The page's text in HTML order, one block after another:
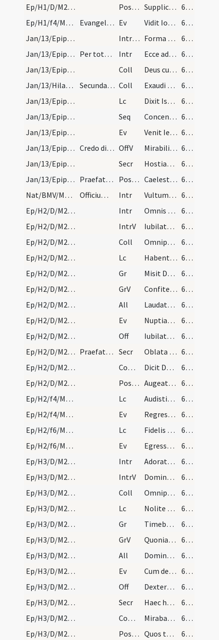
Ep/H1/D/M2/Mass Propers Postcomm Supplices te rogamus omnipotens Deus ut quos tuis reficis sacramentis
61 (21r)
Ep/H1/f4/M2/Mass Propers
Evangelium subsequens non debet omitti. Si non po… Ev Vidit Ioannes ... Ecce Agnus Dei
61 (21r)
Jan/13/Epiphania (Octava)/M2/Mass Propers
IntrTrop Forma speciosissimus
62 (21v)
Jan/13/Epiphania (Octava)/M2/Mass Propers
Per totum. Intr Ecce advenit dominator
62 (21v)
Jan/13/Epiphania (Octava)/M2/Mass Propers
Coll Deus cuius Unigenitus in substantia nostrae carnis apparuit
62 (21v)
Jan/13/Hilarius Pictaviensis/M2/Mass Propers
Secunda de sancto Hilario ... de uno confessore e… Coll Exaudi quaesumus Domine preces nostras
62 (21v)
Jan/13/Epiphania (Octava)/M2/Mass Propers
Lc Dixit Isaias Domine Deus meus honorificabo te
62 (21v)
Jan/13/Epiphania (Octava)/M2/Mass Propers
Seq Concentu parili
63 (22r)
Jan/13/Epiphania (Octava)/M2/Mass Propers
Ev Venit Iesus a Galilaea in Iordanem
63 (22r)
Jan/13/Epiphania (Octava)/M2/Mass Propers
Credo dicitur. Pro offertorio OffV Mirabilis in excelsis
63 (22r)
Jan/13/Epiphania (Octava)/M2/Mass Propers
Secr Hostias tibi Domine pro nati Filii tui apparitione
63 (22r)
Jan/13/Epiphania (Octava)/M2/Mass Propers
Praefatio Quia cum Unigenitus Postcomm Caelesti lumine quaesumus Domine semper
63 (22r)
Nat/BMV/M2/Mass Propers
Officium de beata Virgine post octavas Nativitati… Intr Vultum tuum
63 (22r)
Ep/H2/D/M2/Mass Propers
Intr Omnis terra adoret te
63 (22r)
Ep/H2/D/M2/Mass Propers
IntrV Iubilate Deo omnis terra
63 (22r)
Ep/H2/D/M2/Mass Propers
Coll Omnipotens sempiterne Deus qui caelestia simul
63 (22r)
Ep/H2/D/M2/Mass Propers
Lc Habentes donationes secundum gratiam differentes
63 (22r)
Ep/H2/D/M2/Mass Propers
Gr Misit Dominus verbum suum
64 (22v)
Ep/H2/D/M2/Mass Propers
GrV Confiteantur Domino misericordiae eius
64 (22v)
Ep/H2/D/M2/Mass Propers
All Laudate Deum omnes angeli eius
64 (22v)
Ep/H2/D/M2/Mass Propers
Ev Nuptiae factae sunt in Chana Galilaeae
64 (22v)
Ep/H2/D/M2/Mass Propers
Off Iubilate Deo universa terra
64 (22v)
Ep/H2/D/M2/Mass Propers
Praefatio cottidiana dominicaliter Secr Oblata Domine munera quaesumus sanctifica
65 (23r)
Ep/H2/D/M2/Mass Propers
Comm Dicit Dominus implete hydrias aqua
65 (23r)
Ep/H2/D/M2/Mass Propers
Postcomm Augeatur in nobis quaesumus Domine tuae virtutis operatio
65 (23r)
Ep/H2/f4/M2/Mass Propers
Lc Audistis dispensationem Dei (Kol 1)
65 (23r)
Ep/H2/f4/M2/Mass Propers
Ev Regressus est Iesus in virtute Spiritus
65 (23r)
Ep/H2/f6/M2/Mass Propers
Lc Fidelis sermo et omni acceptione dignus
66 (23v)
Ep/H2/f6/M2/Mass Propers
Ev Egressus Iesus ... Et facto Sabbato
66 (23v)
Ep/H3/D/M2/Mass Propers
Intr Adorate Deum
66 (23v)
Ep/H3/D/M2/Mass Propers
IntrV Dominus regnavit exsultet terra
66 (23v)
Ep/H3/D/M2/Mass Propers
Coll Omnipotens sempiterne Deus infirmitatem nostram
66 (23v)
Ep/H3/D/M2/Mass Propers
Lc Nolite esse prudentes
66 (23v)
Ep/H3/D/M2/Mass Propers
Gr Timebunt gentes nomen tuum
67 (24r)
Ep/H3/D/M2/Mass Propers
GrV Quoniam aedificavit Dominus Sion
67 (24r)
Ep/H3/D/M2/Mass Propers
All Dominus regnavit exsultet terra
67 (24r)
Ep/H3/D/M2/Mass Propers
Ev Cum descendisset Iesus de monte ... ecce leprosus
67 (24r)
Ep/H3/D/M2/Mass Propers
Off Dextera Domini fecit virtutem
68 (24v)
Ep/H3/D/M2/Mass Propers
Secr Haec hostia quaesumus Domine emundet nostra delicta
68 (24v)
Ep/H3/D/M2/Mass Propers
Comm Mirabantur omnes
68 (24v)
Ep/H3/D/M2/Mass Propers
Postcomm Quos tantis Domine largiris uti mysteriis
68 (24v)